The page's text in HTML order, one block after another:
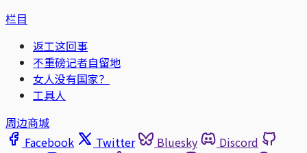
栏目
返工这回事
不重磅记者自留地
女人没有国家？
工具人
周边商城
Facebook
Twitter Bluesky
Discord